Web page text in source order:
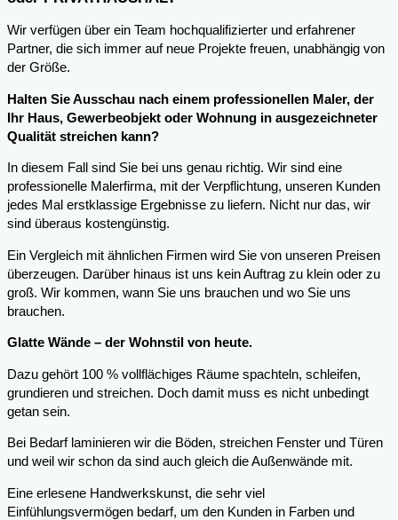
Wir verfügen über ein Team hochqualifizierter und erfahrener
Partner, die sich immer auf neue Projekte freuen, unabhängig von
der Größe.
Halten Sie Ausschau nach einem professionellen Maler, der
Ihr Haus, Gewerbeobjekt oder Wohnung in ausgezeichneter
Qualität streichen kann?
In diesem Fall sind Sie bei uns genau richtig. Wir sind eine
professionelle Malerfirma, mit der Verpflichtung, unseren Kunden
jedes Mal erstklassige Ergebnisse zu liefern. Nicht nur das, wir
sind überaus kostengünstig.
Ein Vergleich mit ähnlichen Firmen wird Sie von unseren Preisen
überzeugen. Darüber hinaus ist uns kein Auftrag zu klein oder zu
groß. Wir kommen, wann Sie uns brauchen und wo Sie uns
brauchen.
Glatte Wände – der Wohnstil von heute.
Dazu gehört 100 % vollflächiges Räume spachteln, schleifen,
grundieren und streichen. Doch damit muss es nicht unbedingt
getan sein.
Bei Bedarf laminieren wir die Böden, streichen Fenster und Türen
und weil wir schon da sind auch gleich die Außenwände mit.
Eine erlesene Handwerkskunst, die sehr viel
Einfühlungsvermögen bedarf, um den Kunden in Farben und